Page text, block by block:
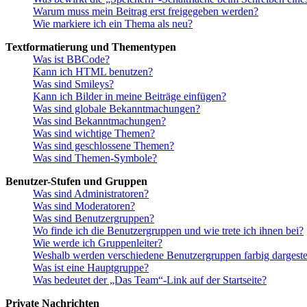
Warum muss mein Beitrag erst freigegeben werden?
Wie markiere ich ein Thema als neu?
Textformatierung und Thementypen
Was ist BBCode?
Kann ich HTML benutzen?
Was sind Smileys?
Kann ich Bilder in meine Beiträge einfügen?
Was sind globale Bekanntmachungen?
Was sind Bekanntmachungen?
Was sind wichtige Themen?
Was sind geschlossene Themen?
Was sind Themen-Symbole?
Benutzer-Stufen und Gruppen
Was sind Administratoren?
Was sind Moderatoren?
Was sind Benutzergruppen?
Wo finde ich die Benutzergruppen und wie trete ich ihnen bei?
Wie werde ich Gruppenleiter?
Weshalb werden verschiedene Benutzergruppen farbig
Was ist eine Hauptgruppe?
Was bedeutet der „Das Team“-Link auf der Startseite?
Private Nachrichten